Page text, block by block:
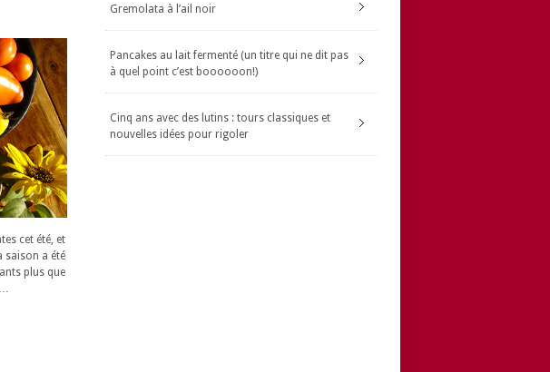
cet été, et
saison a été
plus que
…
Gremolata à l’ail noir
Pancakes au lait fermenté (un titre qui ne dit pas
à quel point c’est boooooon!)
Cinq ans avec des lutins : tours classiques et
nouvelles idées pour rigoler